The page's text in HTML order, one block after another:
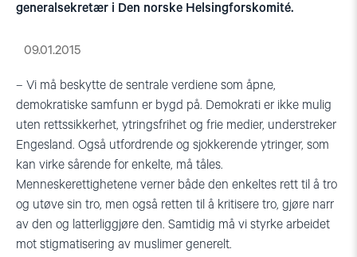
generalsekretær i Den norske Helsingforskomité.
09.01.2015
– Vi må beskytte de sentrale verdiene som åpne,
demokratiske samfunn er bygd på. Demokrati er ikke mulig
uten rettssikkerhet, ytringsfrihet og frie medier, understreker
Engesland. Også utfordrende og sjokkerende ytringer, som
kan virke sårende for enkelte, må tåles.
Menneskerettighetene verner både den enkeltes rett til å tro
og utøve sin tro, men også retten til å kritisere tro, gjøre narr
av den og latterliggjøre den. Samtidig må vi styrke arbeidet
mot stigmatisering av muslimer generelt.